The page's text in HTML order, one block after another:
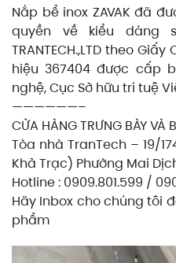
Nắp bể inox ZAVAK đã
quyền về kiểu dáng
TRANTECH.,LTD theo
hiệu 367404 được cấp
nghệ, Cục Sở hữu trí tuệ
——————–
CỬA HÀNG TRƯNG BÀY VÀ
Tòa nhà TranTech – 19/
Khả Trạc) Phường Mai
Hotline : 0909.801.599 /
Hãy Inbox cho chúng tôi
phẩm